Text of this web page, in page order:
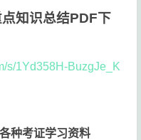
知识总结PDF下
s/1Yd358H-BuzgJe_K
种考证学习资料